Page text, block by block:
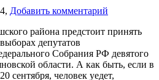
Добавить комментарий
района предстоит принять
депутатов
Собрания РФ девятого
области. А как быть, если в
сентября, человек уедет,